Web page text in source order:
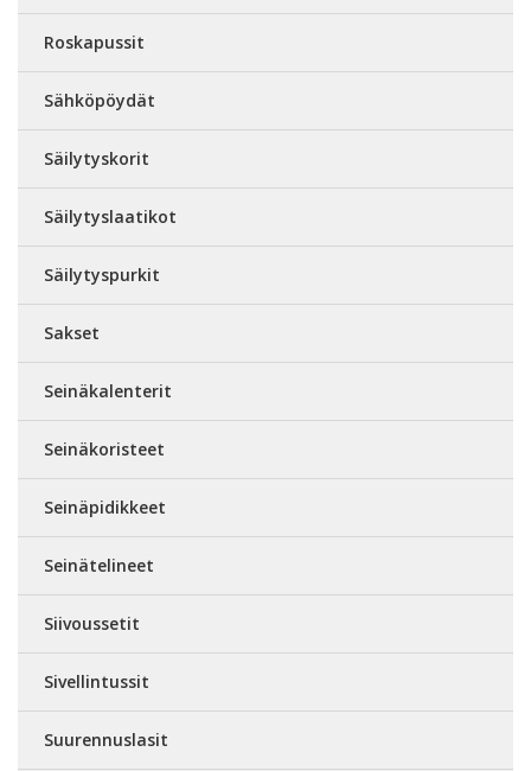
Roskapussit
Sähköpöydät
Säilytyskorit
Säilytyslaatikot
Säilytyspurkit
Sakset
Seinäkalenterit
Seinäkoristeet
Seinäpidikkeet
Seinätelineet
Siivoussetit
Sivellintussit
Suurennuslasit